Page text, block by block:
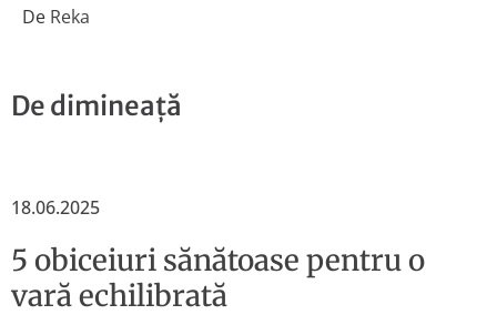
De Reka
De dimineață
18.06.2025
5 obiceiuri sănătoase pentru o
vară echilibrată